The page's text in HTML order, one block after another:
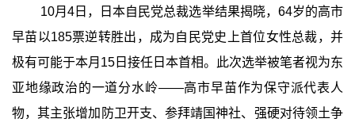
10月4日，日本自民党总裁选举结果揭晓，64岁的高市
早苗以185票逆转胜出，成为自民党史上首位女性总裁，并
极有可能于本月15日接任日本首相。此次选举被笔者视为东
亚地缘政治的一道分水岭——高市早苗作为保守派代表人
物，其主张增加防卫开支、参拜靖国神社、强硬对待领土争